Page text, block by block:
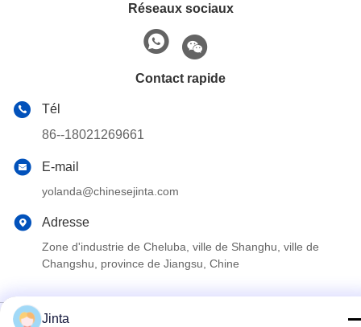
Réseaux sociaux
Contact rapide
Tél
86--18021269661
E-mail
yolanda@chinesejinta.com
Adresse
Zone d'industrie de Cheluba, ville de Shanghu, ville de
Changshu, province de Jiangsu, Chine
Jinta